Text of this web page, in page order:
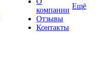
компании
Отзывы
Контакты
Ещё